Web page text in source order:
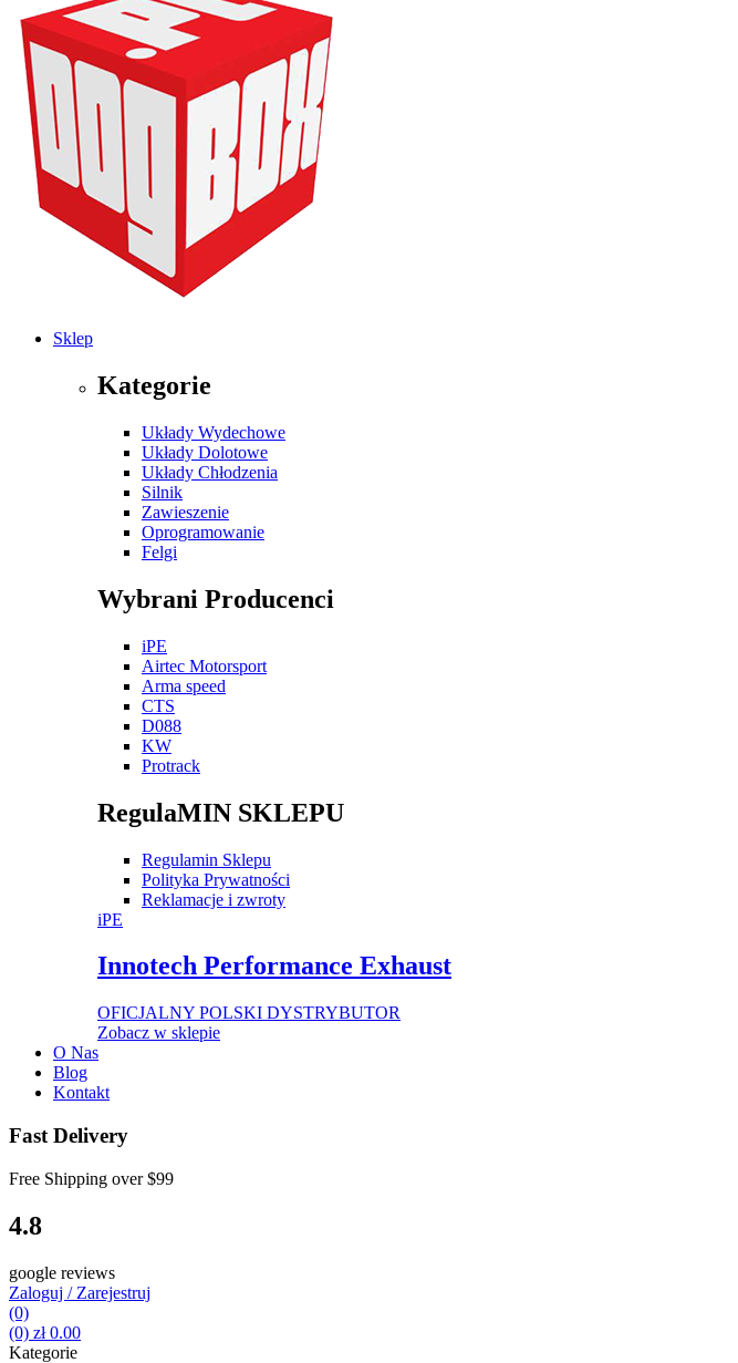
Sklep
Kategorie
Układy Wydechowe
Układy Dolotowe
Układy Chłodzenia
Silnik
Zawieszenie
Oprogramowanie
Felgi
Wybrani Producenci
iPE
Airtec Motorsport
Arma speed
CTS
D088
KW
Protrack
RegulaMIN SKLEPU
Regulamin Sklepu
Polityka Prywatności
Reklamacje i zwroty
iPE
Innotech Performance Exhaust
OFICJALNY POLSKI DYSTRYBUTOR
Zobacz w sklepie
O Nas
Blog
Kontakt
Fast Delivery
Free Shipping over$99
4.8
google reviews
Zaloguj / Zarejestruj
(0)
(0) zł0.00
Kategorie